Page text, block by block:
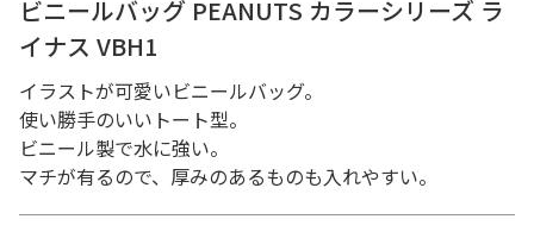
ビニールバッグ PEANUTS カラーシリーズ ラ
イナス VBH1
イラストが可愛いビニールバッグ。
使い勝手のいいトート型。
ビニール製で水に強い。
マチが有るので、厚みのあるものも入れやすい。